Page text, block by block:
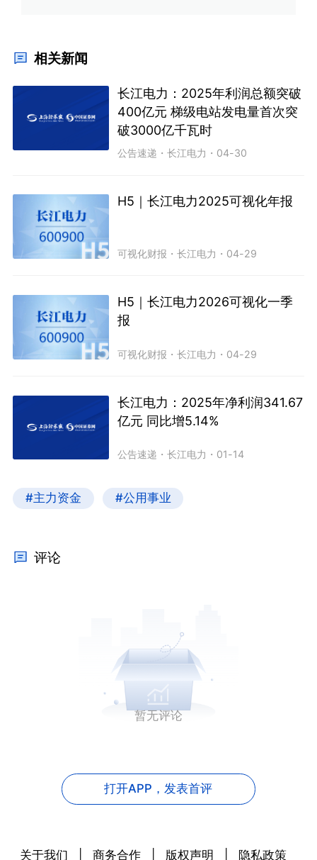
相关新闻
长江电力：2025年利润总额突破
400亿元 梯级电站发电量首次突
破3000亿千瓦时
公告速递 ・长江电力 ・ 04-30
H5｜长江电力2025可视化年报
可视化财报 ・长江电力 ・ 04-29
H5｜长江电力2026可视化一季
报
可视化财报 ・长江电力 ・ 04-29
长江电力：2025年净利润341.67
亿元 同比增5.14%
公告速递 ・长江电力 ・ 01-14
#主力资金 #公用事业
评论
暂无评论
打开APP，发表首评
关于我们 商务合作 版权声明 隐私政策